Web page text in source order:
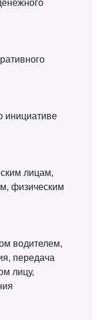
инициативе
лицам,
физическим
водителем,
передача
лицу,